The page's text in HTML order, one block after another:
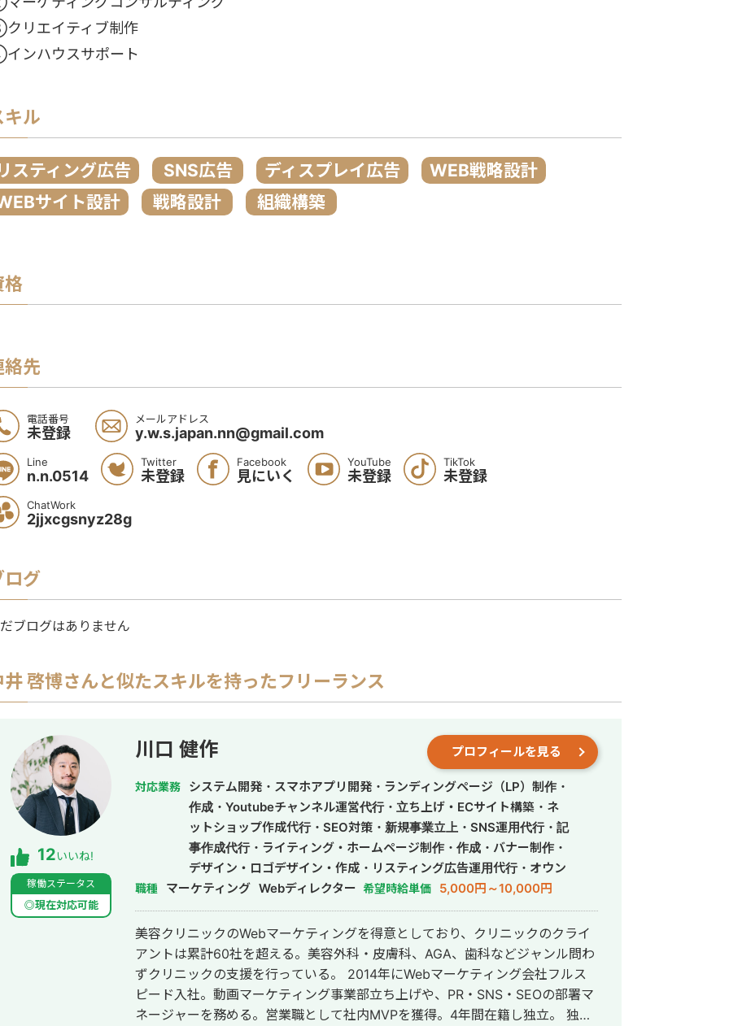
リエイティブ制作
ンハウスサポート
キル
スティング広告 SNS広告 ディスプレイ広告
WEB戦略設計
サイト設計
戦略設計 組織構築
格
絡先
電話番号
未登録
メールアドレス
y.w.s.japan.nn@gmail.com
Line
n.n.0514
Twitter
未登録
Facebook
見にいく
YouTube
未登録
TikTok
未登録
ChatWork
2jjxcgsnyz28g
ログ
ブログはありません
井 啓博さんと似たスキルを持ったフリーランス
12いいね!
稼働ステータス
◎現在対応可能
川口 健作 プロフィールを見る
対応業務
システム開発・スマホアプリ開発・ランディングページ（LP）制作・
作成・Youtubeチャンネル運営代行・立ち上げ・ECサイト構築・ネ
ットショップ作成代行・SEO対策・新規事業立上・SNS運用代行・記
事作成代行・ライティング・ホームページ制作・作成・バナー制作・
デザイン・ロゴデザイン・作成・リスティング広告運用代行・オウン
ドメディア制作・構築・運用代行・動画制作・動画編集・営業代行
職種 マーケティング Webディレクター 希望時給単価 5,000円～10,000円
美容クリニックのWebマーケティングを得意としており、クリニックのクライ
アントは累計60社を超える。美容外科・皮膚科、AGA、歯科などジャンル問わ
ずクリニックの支援を行っている。 2014年にWebマーケティング会社フルス
ピード入社。動画マーケティング事業部立ち上げや、PR・SNS・SEOの部署マ
ネージャーを務める。営業職として社内MVPを獲得。4年間在籍し独立。 独立